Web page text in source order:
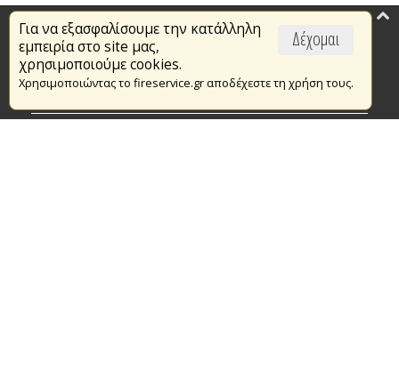
Δέχομαι
Για να εξασφαλίσουμε την κατάλληλη
εμπειρία στο site μας,
χρησιμοποιούμε cookies.
Χρησιμοποιώντας το fireservice.gr αποδέχεστε τη χρήση τους.
Επικαιρότητα
Το Πυροσβεστικό Σώμα